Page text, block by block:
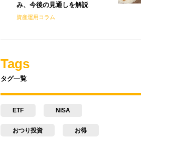
み、今後の見通しを解説
資産運用コラム
Tags
タグ一覧
ETF NISA
おつり投資 お得